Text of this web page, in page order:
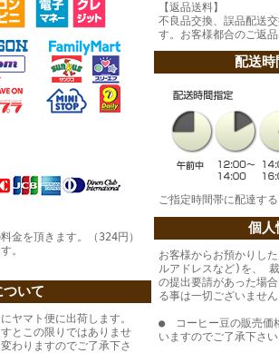
金を頂きます。（324円）
。
いて
ヤマト便に出荷します。
とこの限りではありませ
わりますのでご了承下さ
【返品送料】
不良品交換、誤品配送
す。お客様都合のご返品
配送時
ご指定時間帯に配達す
個人
お客様からお預かりし
ルアドレスなど)を、
の提出要請があった場
る事は一切ございません
● コーヒー豆の販売価
いますのでご了承下さい